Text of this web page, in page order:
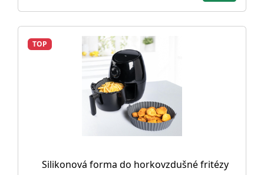
TOP
Silikonová forma do horkovzdušné fritézy